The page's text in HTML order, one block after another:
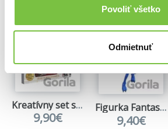
Povoliť všetko
Odmietnuť
Viac z tejto kategórie
Kreatívny set s fúkacími fixkami: Harry Potter
9,90€
Figurka Fantastická zvířata: Cornwallský rarach, polohovatelný
9,40€